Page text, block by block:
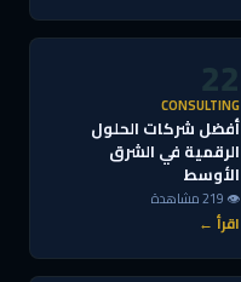
22
CONSULTING
أفضل شركات الحلول
الرقمية في الشرق
الأوسط
👁 219 مشاهدة
اقرأ ←